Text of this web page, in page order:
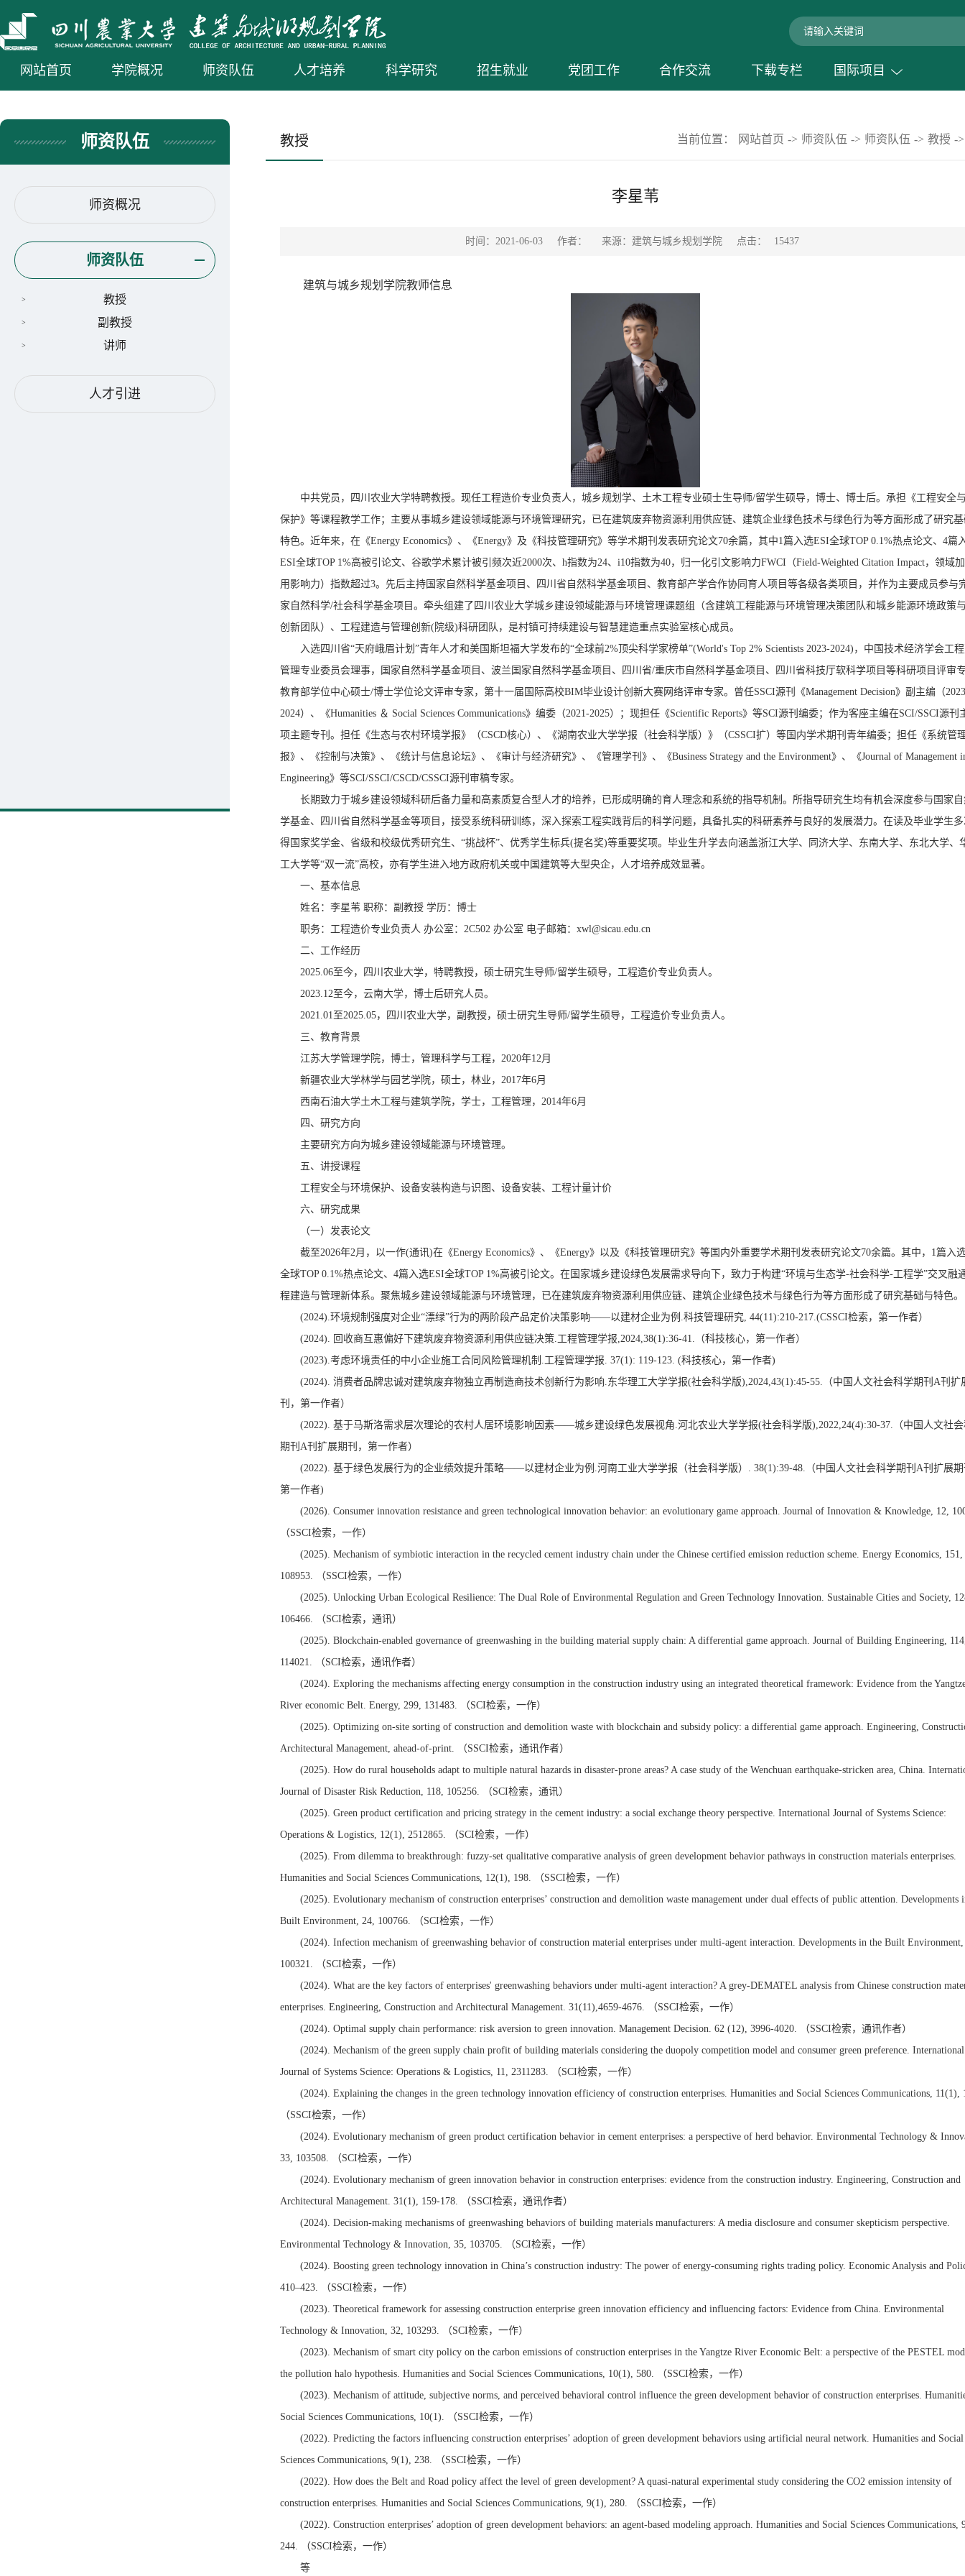
网站首页 学院概况 师资队伍 人才培养 科学研究 招生就业 党团工作 合作交流 下载专栏 国际项目
师资队伍
师资概况
师资队伍
教授
副教授
讲师
人才引进
教授 当前位置： 网站首页 -> 师资队伍 -> 师资队伍 -> 教授 ->
李星苇
时间：2021-06-03 作者： 来源：建筑与城乡规划学院 点击： 15437
建筑与城乡规划学院教师信息
中共党员，四川农业大学特聘教授。现任工程造价专业负责人，城乡规划学、土木工程专业硕士生导师/留学生硕导，博士、博士后。承担《工程安全
保护》等课程教学工作；主要从事城乡建设领域能源与环境管理研究，已在建筑废弃物资源利用供应链、建筑企业绿色技术与绿色行为等方面形成了研究
特色。近年来，在《Energy Economics》、《Energy》及《科技管理研究》等学术期刊发表研究论文70余篇，其中1篇入选ESI全球TOP 0.1%热点论文、4篇
ESI全球TOP 1%高被引论文、谷歌学术累计被引频次近2000次、h指数为24、i10指数为40，归一化引文影响力FWCI（Field-Weighted Citation Impact，领域
用影响力）指数超过3。先后主持国家自然科学基金项目、四川省自然科学基金项目、教育部产学合作协同育人项目等各级各类项目，并作为主要成员参与
家自然科学/社会科学基金项目。牵头组建了四川农业大学城乡建设领域能源与环境管理课题组（含建筑工程能源与环境管理决策团队和城乡能源环境政策
创新团队）、工程建造与管理创新(院级)科研团队，是村镇可持续建设与智慧建造重点实验室核心成员。
入选四川省“天府峨眉计划”青年人才和美国斯坦福大学发布的“全球前2%顶尖科学家榜单”(World's Top 2% Scientists 2023-2024)，中国技术经济学会工
管理专业委员会理事，国家自然科学基金项目、波兰国家自然科学基金项目、四川省/重庆市自然科学基金项目、四川省科技厅软科学项目等科研项目评审
教育部学位中心硕士/博士学位论文评审专家，第十一届国际高校BIM毕业设计创新大赛网络评审专家。曾任SSCI源刊《Management Decision》副主编（
2024）、《Humanities ＆ Social Sciences Communications》编委（2021-2025）；现担任《Scientific Reports》等SCI源刊编委；作为客座主编在SCI/SSCI源刊
项主题专刊。担任《生态与农村环境学报》（CSCD核心）、《湖南农业大学学报（社会科学版）》（CSSCI扩）等国内学术期刊青年编委；担任《系统管
报》、《控制与决策》、《统计与信息论坛》、《审计与经济研究》、《管理学刊》、《Business Strategy and the Environment》、《Journal of Management
Engineering》等SCI/SSCI/CSCD/CSSCI源刊审稿专家。
长期致力于城乡建设领域科研后备力量和高素质复合型人才的培养，已形成明确的育人理念和系统的指导机制。所指导研究生均有机会深度参与国家
学基金、四川省自然科学基金等项目，接受系统科研训练，深入探索工程实践背后的科学问题，具备扎实的科研素养与良好的发展潜力。在读及毕业学生
得国家奖学金、省级和校级优秀研究生、“挑战杯”、优秀学生标兵(提名奖)等重要奖项。毕业生升学去向涵盖浙江大学、同济大学、东南大学、东北大学、
工大学等“双一流”高校，亦有学生进入地方政府机关或中国建筑等大型央企，人才培养成效显著。
一、基本信息
姓名：李星苇 职称：副教授 学历：博士
职务：工程造价专业负责人 办公室：2C502 办公室 电子邮箱：xwl@sicau.edu.cn
二、工作经历
2025.06至今，四川农业大学，特聘教授，硕士研究生导师/留学生硕导，工程造价专业负责人。
2023.12至今，云南大学，博士后研究人员。
2021.01至2025.05，四川农业大学，副教授，硕士研究生导师/留学生硕导，工程造价专业负责人。
三、教育背景
江苏大学管理学院，博士，管理科学与工程，2020年12月
新疆农业大学林学与园艺学院，硕士，林业，2017年6月
西南石油大学土木工程与建筑学院，学士，工程管理，2014年6月
四、研究方向
主要研究方向为城乡建设领域能源与环境管理。
五、讲授课程
工程安全与环境保护、设备安装构造与识图、设备安装、工程计量计价
六、研究成果
（一）发表论文
截至2026年2月，以一作(通讯)在《Energy Economics》、《Energy》以及《科技管理研究》等国内外重要学术期刊发表研究论文70余篇。其中，1篇入
全球TOP 0.1%热点论文、4篇入选ESI全球TOP 1%高被引论文。在国家城乡建设绿色发展需求导向下，致力于构建“环境与生态学-社会科学-工程学”交叉融
程建造与管理新体系。聚焦城乡建设领域能源与环境管理，已在建筑废弃物资源利用供应链、建筑企业绿色技术与绿色行为等方面形成了研究基础与特色。
(2024).环境规制强度对企业“漂绿”行为的两阶段产品定价决策影响——以建材企业为例.科技管理研究, 44(11):210-217.(CSSCI检索，第一作者）
(2024). 回收商互惠偏好下建筑废弃物资源利用供应链决策.工程管理学报,2024,38(1):36-41.（科技核心，第一作者）
(2023).考虑环境责任的中小企业施工合同风险管理机制.工程管理学报. 37(1): 119-123. (科技核心，第一作者)
(2024). 消费者品牌忠诚对建筑废弃物独立再制造商技术创新行为影响.东华理工大学学报(社会科学版),2024,43(1):45-55.（中国人文社会科学期刊A刊扩
刊，第一作者）
(2022). 基于马斯洛需求层次理论的农村人居环境影响因素——城乡建设绿色发展视角.河北农业大学学报(社会科学版),2022,24(4):30-37.（中国人文社
期刊A刊扩展期刊，第一作者）
(2022). 基于绿色发展行为的企业绩效提升策略——以建材企业为例.河南工业大学学报（社会科学版）. 38(1):39-48.（中国人文社会科学期刊A刊扩展
第一作者)
(2026). Consumer innovation resistance and green technological innovation behavior: an evolutionary game approach. Journal of Innovation & Knowledge, 12,
（SSCI检索，一作）
(2025). Mechanism of symbiotic interaction in the recycled cement industry chain under the Chinese certified emission reduction scheme. Energy Economics, 151,
108953. （SSCI检索，一作）
(2025). Unlocking Urban Ecological Resilience: The Dual Role of Environmental Regulation and Green Technology Innovation. Sustainable Cities and Society,
106466. （SCI检索，通讯）
(2025). Blockchain-enabled governance of greenwashing in the building material supply chain: A differential game approach. Journal of Building Engineering,
114021. （SCI检索，通讯作者）
(2024). Exploring the mechanisms affecting energy consumption in the construction industry using an integrated theoretical framework: Evidence from the
River economic Belt. Energy, 299, 131483. （SCI检索，一作）
(2025). Optimizing on-site sorting of construction and demolition waste with blockchain and subsidy policy: a differential game approach. Engineering,
Architectural Management, ahead-of-print. （SSCI检索，通讯作者）
(2025). How do rural households adapt to multiple natural hazards in disaster-prone areas? A case study of the Wenchuan earthquake-stricken area, China.
Journal of Disaster Risk Reduction, 118, 105256. （SCI检索，通讯）
(2025). Green product certification and pricing strategy in the cement industry: a social exchange theory perspective. International Journal of Systems Science:
Operations & Logistics, 12(1), 2512865. （SCI检索，一作）
(2025). From dilemma to breakthrough: fuzzy-set qualitative comparative analysis of green development behavior pathways in construction materials enterprises.
Humanities and Social Sciences Communications, 12(1), 198. （SSCI检索，一作）
(2025). Evolutionary mechanism of construction enterprises’ construction and demolition waste management under dual effects of public attention. Developments
Built Environment, 24, 100766. （SCI检索，一作）
(2024). Infection mechanism of greenwashing behavior of construction material enterprises under multi-agent interaction. Developments in the Built Environment,
100321. （SCI检索，一作）
(2024). What are the key factors of enterprises' greenwashing behaviors under multi-agent interaction? A grey-DEMATEL analysis from Chinese construction
enterprises. Engineering, Construction and Architectural Management. 31(11),4659-4676. （SSCI检索，一作）
(2024). Optimal supply chain performance: risk aversion to green innovation. Management Decision. 62 (12), 3996-4020. （SSCI检索，通讯作者）
(2024). Mechanism of the green supply chain profit of building materials considering the duopoly competition model and consumer green preference. International
Journal of Systems Science: Operations & Logistics, 11, 2311283. （SCI检索，一作）
(2024). Explaining the changes in the green technology innovation efficiency of construction enterprises. Humanities and Social Sciences Communications, 11(1),
（SSCI检索，一作）
(2024). Evolutionary mechanism of green product certification behavior in cement enterprises: a perspective of herd behavior. Environmental Technology &
33, 103508. （SCI检索，一作）
(2024). Evolutionary mechanism of green innovation behavior in construction enterprises: evidence from the construction industry. Engineering, Construction and
Architectural Management. 31(1), 159-178. （SSCI检索，通讯作者）
(2024). Decision-making mechanisms of greenwashing behaviors of building materials manufacturers: A media disclosure and consumer skepticism perspective.
Environmental Technology & Innovation, 35, 103705. （SCI检索，一作）
(2024). Boosting green technology innovation in China’s construction industry: The power of energy-consuming rights trading policy. Economic Analysis and
410–423. （SSCI检索，一作）
(2023). Theoretical framework for assessing construction enterprise green innovation efficiency and influencing factors: Evidence from China. Environmental
Technology & Innovation, 32, 103293. （SCI检索，一作）
(2023). Mechanism of smart city policy on the carbon emissions of construction enterprises in the Yangtze River Economic Belt: a perspective of the PESTEL
the pollution halo hypothesis. Humanities and Social Sciences Communications, 10(1), 580. （SSCI检索，一作）
(2023). Mechanism of attitude, subjective norms, and perceived behavioral control influence the green development behavior of construction enterprises.
Social Sciences Communications, 10(1). （SSCI检索，一作）
(2022). Predicting the factors influencing construction enterprises’ adoption of green development behaviors using artificial neural network. Humanities and Social
Sciences Communications, 9(1), 238. （SSCI检索，一作）
(2022). How does the Belt and Road policy affect the level of green development? A quasi-natural experimental study considering the CO2 emission intensity of
construction enterprises. Humanities and Social Sciences Communications, 9(1), 280. （SSCI检索，一作）
(2022). Construction enterprises’ adoption of green development behaviors: an agent-based modeling approach. Humanities and Social Sciences Communications,
244. （SSCI检索，一作）
等